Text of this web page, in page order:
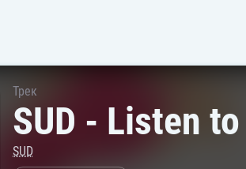
Трек
SUD - Listen
SUD